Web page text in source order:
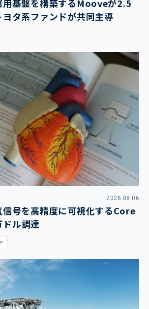
用基盤を構築するMooveが2.5
タ系ファンドが共同主導
2026.08.06
号を高精度に可視化するCore
ル調達